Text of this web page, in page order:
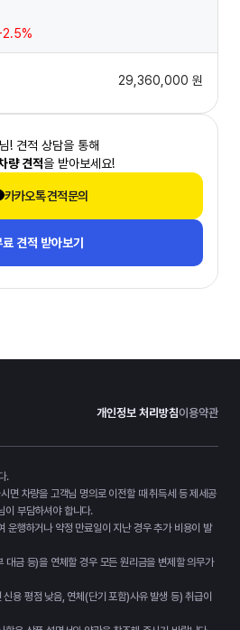
2.5%
29,360,000 원
! 견적 상담을 통해
량 견적을 받아보세요!
카카오톡 견적문의
견적 받아보기
개인정보 처리방침이용약관
.
면 차량을 고객님 명의로 이전할 때 취득세 등 제세공
이 부담하셔야 합니다.
운행하거나 약정 만료일이 지난 경우 추가 비용이 발
대금 등)을 연체할 경우 모든 원리금을 변제할 의무가
용 평점 낮음, 연체(단기 포함)사유 발생 등) 취급이